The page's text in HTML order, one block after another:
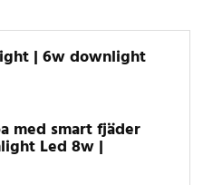
| 6w downlight
med smart fjäder
Led 8w |